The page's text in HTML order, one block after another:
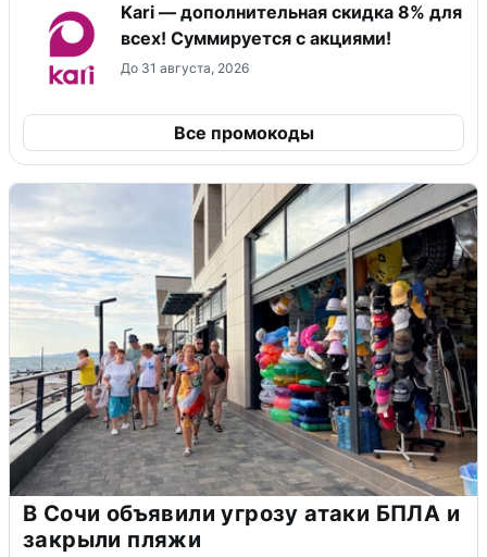
Kari — дополнительная скидка 8% для
всех! Суммируется с акциями!
До 31 августа, 2026
Все промокоды
В Сочи объявили угрозу атаки БПЛА и
закрыли пляжи